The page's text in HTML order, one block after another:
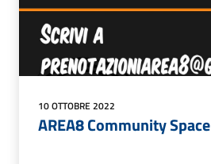
10 OTTOBRE 2022
AREA8 Community Space